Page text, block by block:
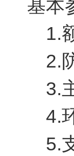
基本
1.额
2.防
3.主
4.环
5.支